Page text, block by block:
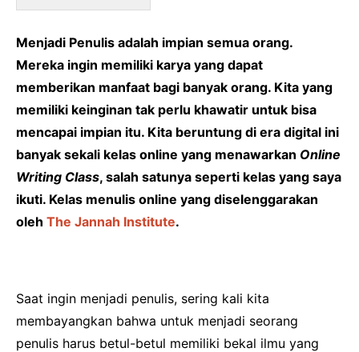
Menjadi Penulis adalah impian semua orang.
Mereka ingin memiliki karya yang dapat
memberikan manfaat bagi banyak orang. Kita yang
memiliki keinginan tak perlu khawatir untuk bisa
mencapai impian itu. Kita beruntung di era digital ini
banyak sekali kelas online yang menawarkan Online
Writing Class, salah satunya seperti kelas yang saya
ikuti. Kelas menulis online yang diselenggarakan
oleh The Jannah Institute.
Saat ingin menjadi penulis, sering kali kita
membayangkan bahwa untuk menjadi seorang
penulis harus betul-betul memiliki bekal ilmu yang